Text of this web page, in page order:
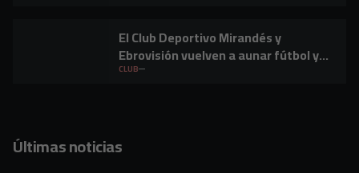
El Club Deportivo Mirandés y
Ebrovisión vuelven a aunar fútbol y
música en Miranda de Ebro
CLUB
Últimas noticias